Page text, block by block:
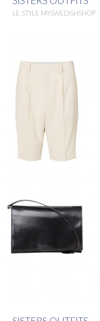
LE STYLE MYSWEDISHSHOP